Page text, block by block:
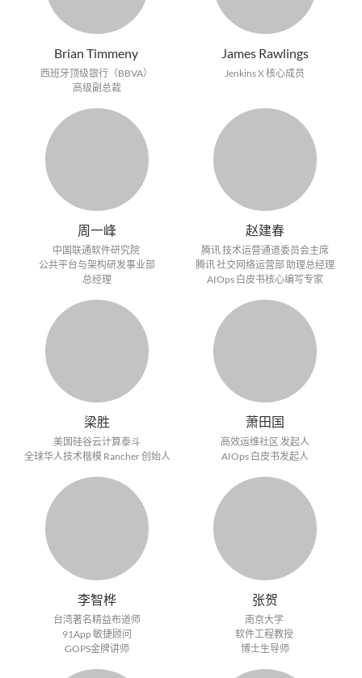
Brian Timmeny
西班牙顶级银行（BBVA）
高级副总裁
James Rawlings
Jenkins X 核心成员
周一峰
中国联通软件研究院
公共平台与架构研发事业部
总经理
赵建春
腾讯 技术运营通道委员会主席
腾讯 社交网络运营部 助理总经理
AIOps 白皮书核心编写专家
梁胜
美国硅谷云计算泰斗
全球华人技术楷模 Rancher 创始人
萧田国
高效运维社区 发起人
AIOps 白皮书发起人
李智桦
台湾著名精益布道师
91App 敏捷顾问
GOPS金牌讲师
张贺
南京大学
软件工程教授
博士生导师